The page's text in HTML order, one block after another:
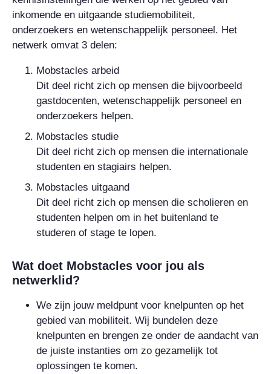
inkomende en uitgaande studiemobiliteit,
onderzoekers en wetenschappelijk personeel. Het
netwerk omvat 3 delen:
Mobstacles arbeid
Dit deel richt zich op mensen die bijvoorbeeld
gastdocenten, wetenschappelijk personeel en
onderzoekers helpen.
Mobstacles studie
Dit deel richt zich op mensen die internationale
studenten en stagiairs helpen.
Mobstacles uitgaand
Dit deel richt zich op mensen die scholieren en
studenten helpen om in het buitenland te
studeren of stage te lopen.
Wat doet Mobstacles voor jou als
netwerklid?
We zijn jouw meldpunt voor knelpunten op het
gebied van mobiliteit. Wij bundelen deze
knelpunten en brengen ze onder de aandacht van
de juiste instanties om zo gezamelijk tot
oplossingen te komen.